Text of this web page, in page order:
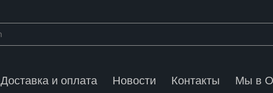
Доставка и оплата Новости Контакты Мы в